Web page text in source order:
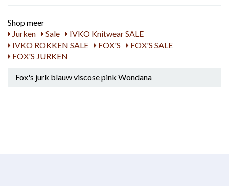
Shop meer
Jurken
Sale
IVKO Knitwear SALE
IVKO ROKKEN SALE
FOX'S
FOX'S SALE
FOX'S JURKEN
Fox's jurk blauw viscose pink Wondana